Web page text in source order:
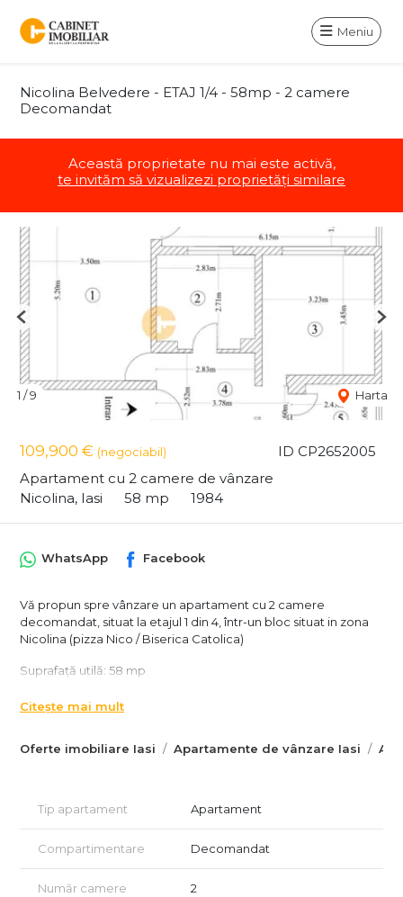
Meniu
Nicolina Belvedere - ETAJ 1/4 - 58mp - 2 camere
Decomandat
Această proprietate nu mai este activă,
te invităm să vizualizezi proprietăți similare
ID CP2652005
109,900 € (negociabil)
Apartament cu 2 camere de vânzare
Nicolina, Iasi
58 mp 1984
1 /9 Harta
Previous
Oferte imobiliare Iasi Apartamente de vânzare Iasi
WhatsApp Facebook
Vă propun spre vânzare un apartament cu 2 camere
decomandat, situat la etajul 1 din 4, într-un bloc situat in zona
Nicolina (pizza Nico / Biserica Catolica)
Suprafață utilă: 58 mp
Apartamentul este complet mobilat și utilat, fiind ideal atât
Dispune de o compartimentare eficientă, cu spații bine
-Living luminos și primitor
-Dormitor spațios
-Baie cu cadă și geam
Puncte de interes din apropiere:
Citește mai mult
Tip apartament Apartament
Compartimentare Decomandat
Număr camere 2